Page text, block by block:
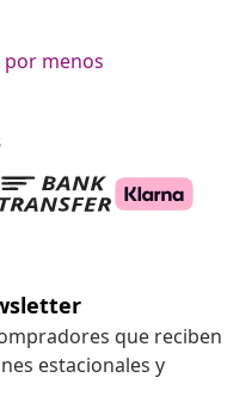
menos
que reciben
estacionales y